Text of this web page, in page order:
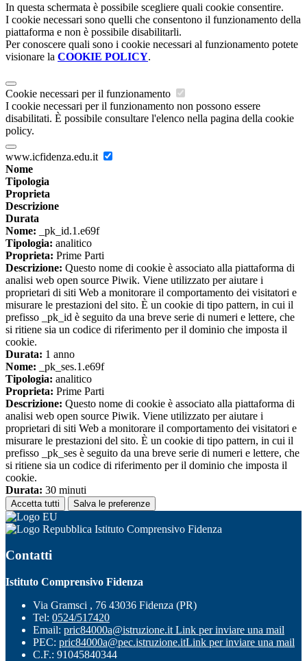
In questa schermata è possibile scegliere quali cookie consentire.
I cookie necessari sono quelli che consentono il funzionamento della
piattaforma e non è possibile disabilitarli.
Per conoscere quali sono i cookie necessari al funzionamento potete
visionare la COOKIE POLICY.
Cookie necessari per il funzionamento
I cookie necessari per il funzionamento non possono essere
disabilitati. È possibile consultare l'elenco nella pagina della cookie
policy.
www.icfidenza.edu.it
Nome
Tipologia
Proprieta
Descrizione
Durata
Nome: _pk_id.1.e69f
Tipologia: analitico
Proprieta: Prime Parti
Descrizione: Questo nome di cookie è associato alla piattaforma di
analisi web open source Piwik. Viene utilizzato per aiutare i
proprietari di siti Web a monitorare il comportamento dei visitatori e
misurare le prestazioni del sito. È un cookie di tipo pattern, in cui il
prefisso _pk_id è seguito da una breve serie di numeri e lettere, che
si ritiene sia un codice di riferimento per il dominio che imposta il
cookie.
Durata: 1 anno
Nome: _pk_ses.1.e69f
Tipologia: analitico
Proprieta: Prime Parti
Descrizione: Questo nome di cookie è associato alla piattaforma di
analisi web open source Piwik. Viene utilizzato per aiutare i
proprietari di siti Web a monitorare il comportamento dei visitatori e
misurare le prestazioni del sito. È un cookie di tipo pattern, in cui il
prefisso _pk_ses è seguito da una breve serie di numeri e lettere, che
si ritiene sia un codice di riferimento per il dominio che imposta il
cookie.
Durata: 30 minuti
Accetta tutti Salva le preferenze
Istituto Comprensivo Fidenza
Contatti
Istituto Comprensivo Fidenza
Via Gramsci , 76 43036 Fidenza (PR)
Tel: 0524/517420
Email: pric84000a@istruzione.it Link per inviare una mail
PEC: pric84000a@pec.istruzione.itLink per inviare una mail
C.F.: 91045840344